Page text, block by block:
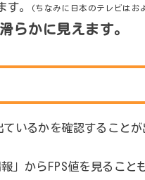
す。
(ちなみに日本のテレビはお
らかに見えます。
いるかを確認することが
」からFPS値を見ること